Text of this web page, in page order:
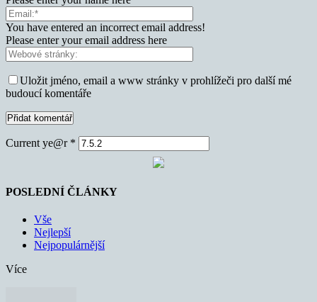
You have entered an incorrect email address!
Please enter your email address here
Uložit jméno, email a www stránky v prohlížeči pro další mé
budoucí komentáře
Current ye@r *
POSLEDNÍ ČLÁNKY
Vše
Nejlepší
Nejpopulárnější
Více